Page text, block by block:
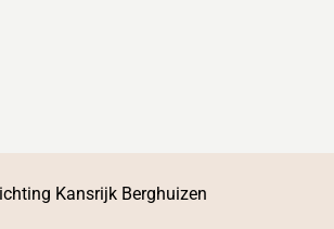
Kansrijk Berghuizen